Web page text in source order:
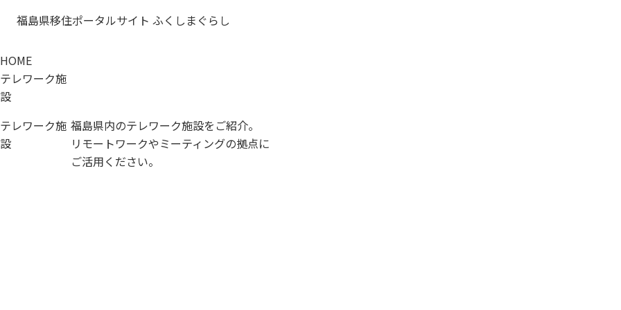
福島県移住ポータルサイト ふくしまぐらし
HOME
テレワーク施
設
テレワーク施
設
福島県内のテレワーク施設をご紹介。
リモートワークやミーティングの拠点に
ご活用ください。